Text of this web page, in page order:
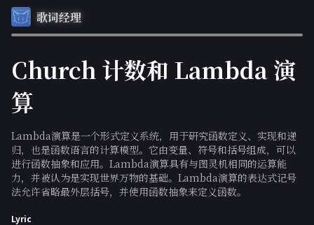
歌词经理
Church 计数和 Lambda 演
算
Lambda演算是一个形式定义系统，用于研究函数定义、实现和递
归，也是函数语言的计算模型。它由变量、符号和括号组成，可以
进行函数抽象和应用。Lambda演算具有与图灵机相同的运算能
力，并被认为是实现世界万物的基础。Lambda演算的表达式记号
法允许省略最外层括号，并使用函数抽象来定义函数。
Lyric